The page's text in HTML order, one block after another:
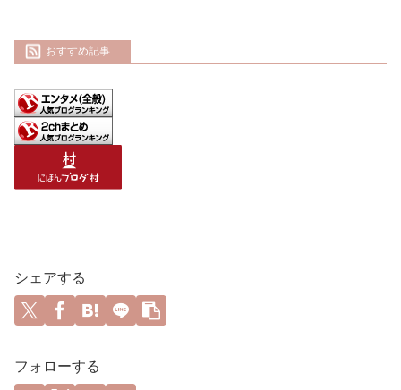
おすすめ記事
シェアする
フォローする